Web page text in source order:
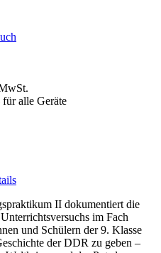
alle Geräte
II dokumentiert die
im Fach
und Schülern der 9. Klasse
der DDR zu geben –